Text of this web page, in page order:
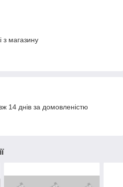
з магазину
14 днів за домовленістю